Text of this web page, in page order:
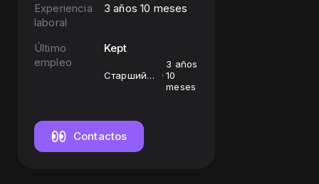
Experiencia
laboral
3 años 10 meses
Último
empleo
Kept
Старший
3 años
10
meses
Contactos